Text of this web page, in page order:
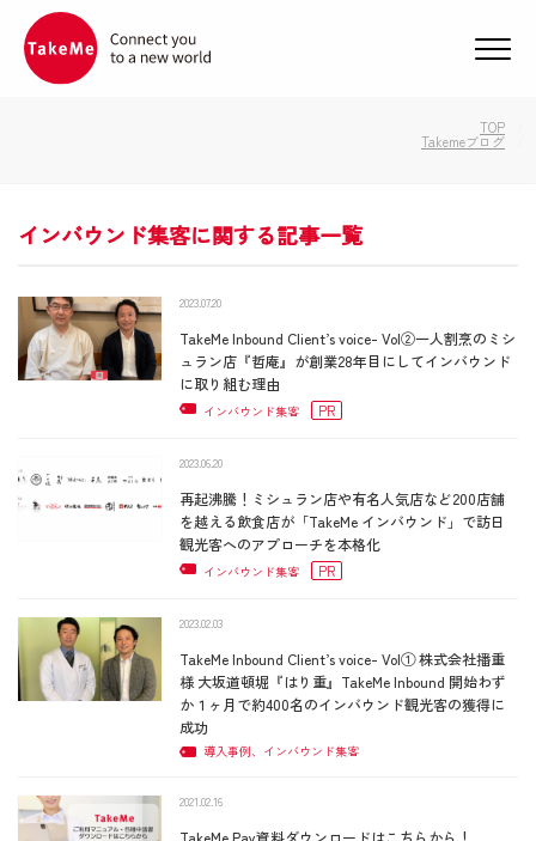
メニ
TOP
Takemeブログ
インバウンド集客に関する記事一覧
2023.07.20
TakeMe Inbound Client’s voice- Vol②一人割烹のミシ
ュラン店『哲庵』が創業28年目にしてインバウンド
に取り組む理由
インバウンド集客 PR
2023.06.20
再起沸騰！ミシュラン店や有名人気店など200店舗
を越える飲食店が「TakeMe インバウンド」で訪日
観光客へのアプローチを本格化
インバウンド集客 PR
2023.02.03
TakeMe Inbound Client’s voice- Vol① 株式会社播重
様 大坂道頓堀『はり重』TakeMe Inbound 開始わず
か１ヶ月で約400名のインバウンド観光客の獲得に
成功
導入事例、インバウンド集客
2021.02.16
TakeMe Pay資料ダウンロードはこちらから！